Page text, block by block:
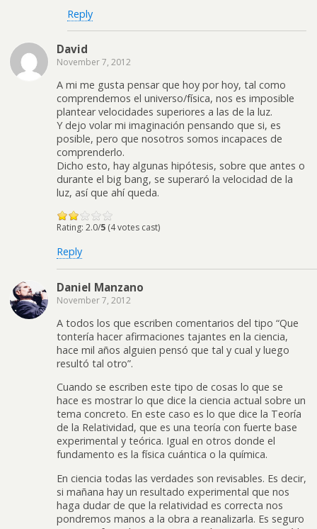
Reply
David
November 7, 2012
A mi me gusta pensar que hoy por hoy, tal como
comprendemos el universo/física, nos es imposible
plantear velocidades superiores a las de la luz.
Y dejo volar mi imaginación pensando que si, es
posible, pero que nosotros somos incapaces de
comprenderlo.
Dicho esto, hay algunas hipótesis, sobre que antes o
durante el big bang, se superaró la velocidad de la
luz, así que ahí queda.
Rating: 2.0/5 (4 votes cast)
Reply
Daniel Manzano
November 7, 2012
A todos los que escriben comentarios del tipo “Que
tontería hacer afirmaciones tajantes en la ciencia,
hace mil años alguien pensó que tal y cual y luego
resultó tal otro”.
Cuando se escriben este tipo de cosas lo que se
hace es mostrar lo que dice la ciencia actual sobre un
tema concreto. En este caso es lo que dice la Teoría
de la Relatividad, que es una teoría con fuerte base
experimental y teórica. Igual en otros donde el
fundamento es la física cuántica o la química.
En ciencia todas las verdades son revisables. Es decir,
si mañana hay un resultado experimental que nos
haga dudar de que la relatividad es correcta nos
pondremos manos a la obra a reanalizarla. Es seguro